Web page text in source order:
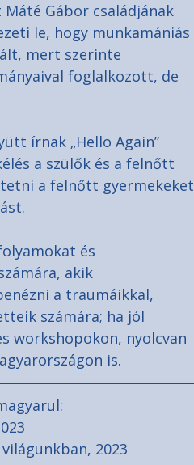
Gábor családjának
le, hogy munkamániás
mert szerinte
foglalkozott, de
írnak „Hello Again”
a szülők és a felnőtt
a felnőtt gyermekeket
és
akik
a traumáikkal,
számára; ha jól
workshopokon, nyolcvan
is.
2023